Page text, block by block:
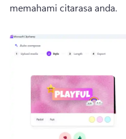
memahami citarasa anda.